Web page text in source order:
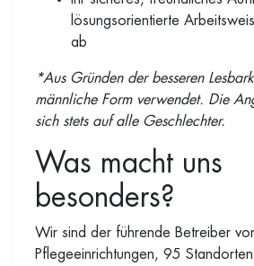
lösungsorientierte
ab
*Aus Gründen der besseren
männliche Form verwendet. Die
sich stets auf alle Geschlechter.
Was macht uns
besonders?
Wir sind der führende Betreiber
Pflegeeinrichtungen, 95